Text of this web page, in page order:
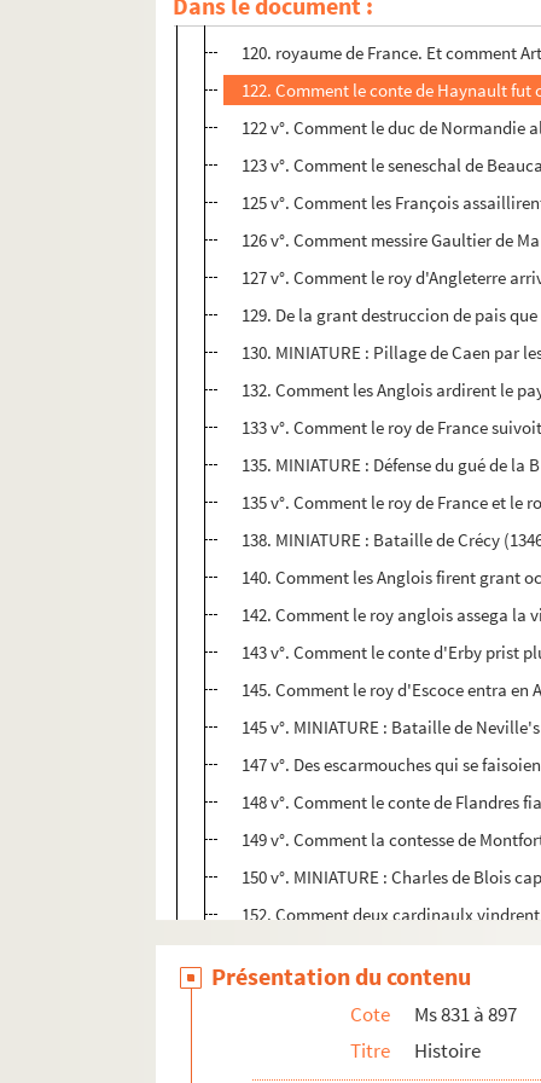
119 v°. Comment messire Godeffroy de
120. royaume de France. Et comment
122. Comment le conte de Haynault fut
122 v°. Comment le duc de
123 v°. Comment le seneschal de
125 v°. Comment les François
126 v°. Comment messire Gaultier de
127 v°. Comment le roy d'Angleterre
129. De la grant destruccion de pais
130. MINIATURE : Pillage de Caen par
132. Comment les Anglois ardirent le
133 v°. Comment le roy de France
135. MINIATURE : Défense du gué de
135 v°. Comment le roy de France et
138. MINIATURE : Bataille de Crécy
140. Comment les Anglois firent grant
142. Comment le roy anglois assega la
143 v°. Comment le conte d'Erby prist
145. Comment le roy d'Escoce entra
145 v°. MINIATURE : Bataille de
147 v°. Des escarmouches qui se
148 v°. Comment le conte de Flandres
149 v°. Comment la contesse de
150 v°. MINIATURE : Charles de Blois
152. Comment deux cardinaulx
153 v°. Comment Calais fut rendu au
156. Comment baron le Brigant
156 v°. Comment le cappitaine de
157. le roy d'Angleterre le sceut avant
Présentation du contenu
Cote
Ms 831 à 897
Titre
Histoire